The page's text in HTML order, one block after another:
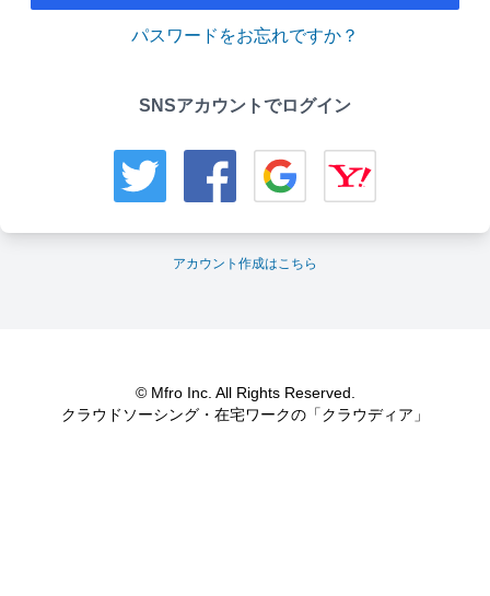
パスワードをお忘れですか？
SNSアカウントでログイン
アカウント作成はこちら
© Mfro Inc. All Rights Reserved.
クラウドソーシング・在宅ワークの「クラウディア」